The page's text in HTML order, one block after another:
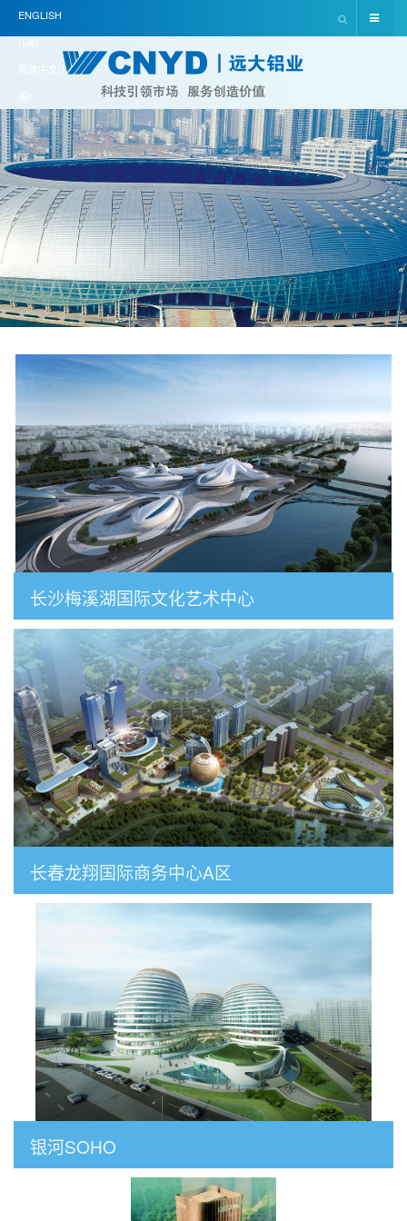
ENGLISH
(UK)
简体中文(中
国)
长沙梅溪湖国际文化艺术中心
长春龙翔国际商务中心A区
银河SOHO